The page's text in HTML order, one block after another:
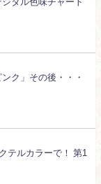
タル色味チャート
ク」その後・・・
テルカラーで！ 第1